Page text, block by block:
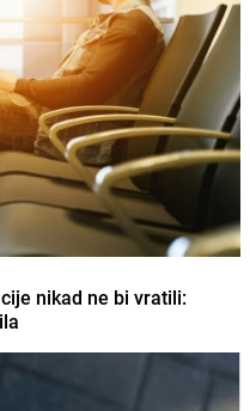
nikad ne bi vratili: